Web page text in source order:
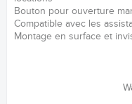
Bouton pour ouverture
Compatible avec les
Montage en surface et